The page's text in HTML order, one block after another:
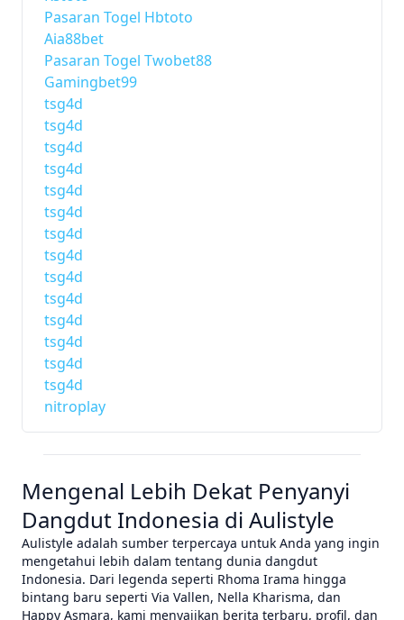
Pasaran Togel Hbtoto
Aia88bet
Pasaran Togel Twobet88
Gamingbet99
tsg4d
tsg4d
tsg4d
tsg4d
tsg4d
tsg4d
tsg4d
tsg4d
tsg4d
tsg4d
tsg4d
tsg4d
tsg4d
tsg4d
nitroplay
Mengenal Lebih Dekat Penyanyi
Dangdut Indonesia di Aulistyle
Aulistyle adalah sumber terpercaya untuk Anda yang ingin
mengetahui lebih dalam tentang dunia dangdut
Indonesia. Dari legenda seperti Rhoma Irama hingga
bintang baru seperti Via Vallen, Nella Kharisma, dan
Happy Asmara, kami menyajikan berita terbaru, profil, dan